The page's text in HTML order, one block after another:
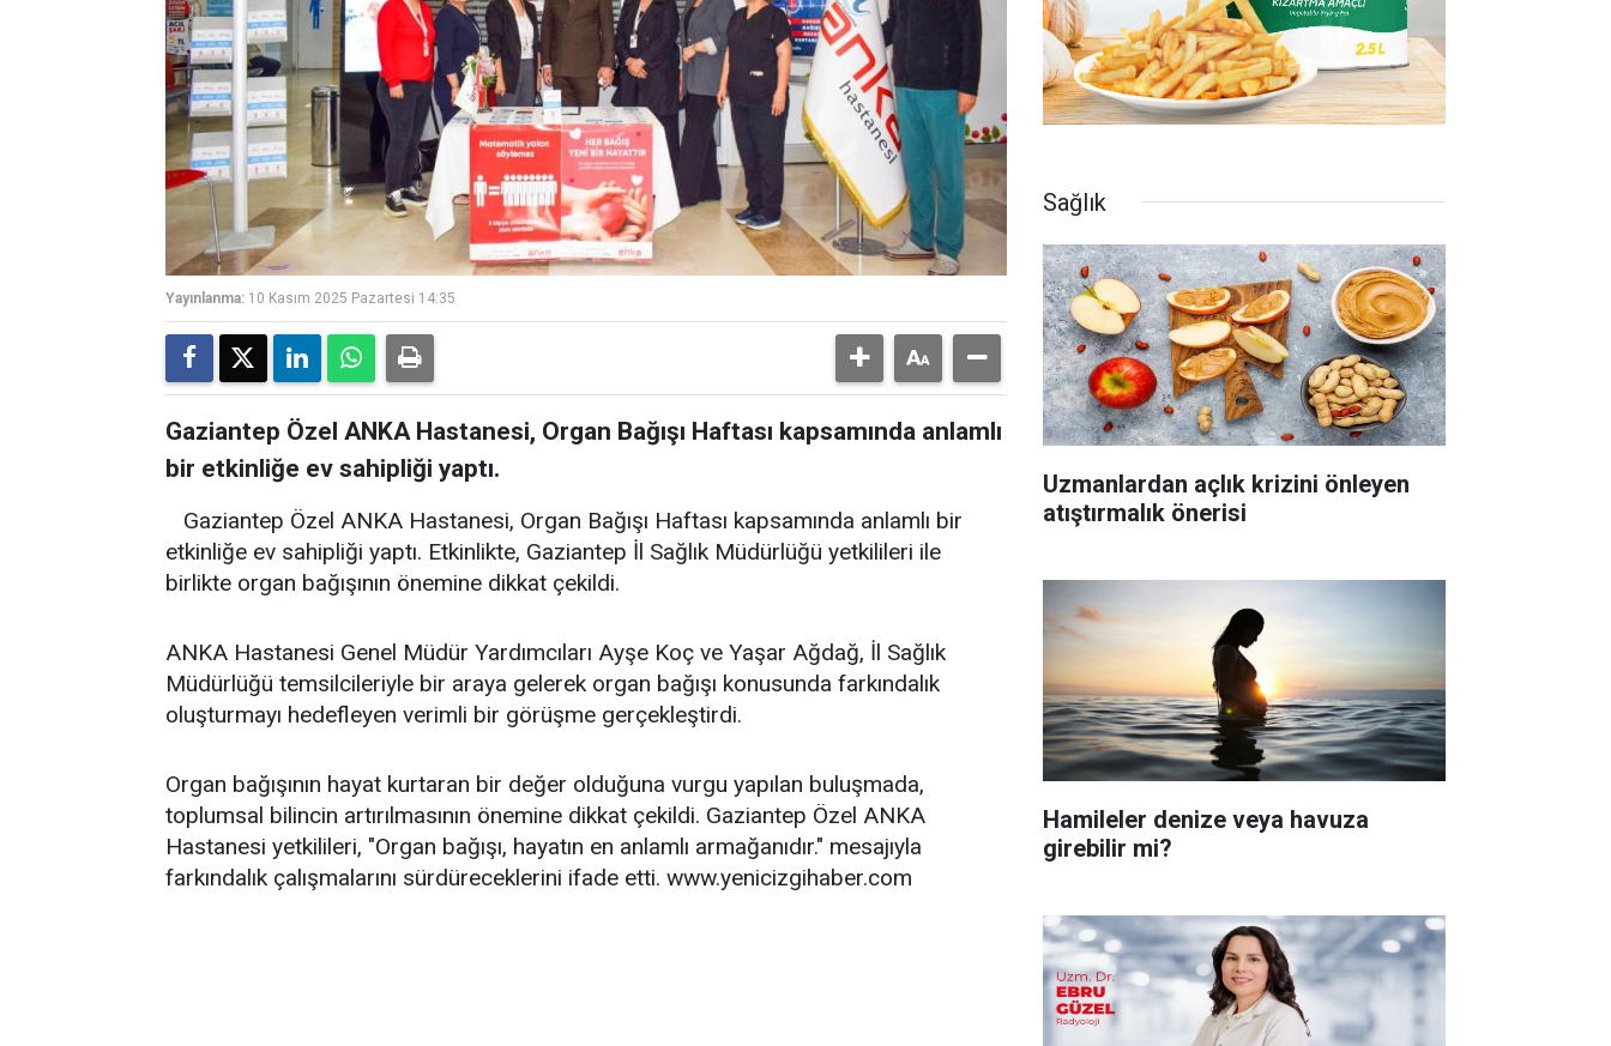
Yayınlanma: 10 Kasım 2025 Pazartesi 14:35
Gaziantep Özel ANKA Hastanesi, Organ Bağışı Haftası kapsamında anlamlı
bir etkinliğe ev sahipliği yaptı.
Gaziantep Özel ANKA Hastanesi, Organ Bağışı Haftası kapsamında anlamlı bir
etkinliğe ev sahipliği yaptı. Etkinlikte, Gaziantep İl Sağlık Müdürlüğü yetkilileri ile
birlikte organ bağışının önemine dikkat çekildi.
ANKA Hastanesi Genel Müdür Yardımcıları Ayşe Koç ve Yaşar Ağdağ, İl Sağlık
Müdürlüğü temsilcileriyle bir araya gelerek organ bağışı konusunda farkındalık
oluşturmayı hedefleyen verimli bir görüşme gerçekleştirdi.
Organ bağışının hayat kurtaran bir değer olduğuna vurgu yapılan buluşmada,
toplumsal bilincin artırılmasının önemine dikkat çekildi. Gaziantep Özel ANKA
Hastanesi yetkilileri, "Organ bağışı, hayatın en anlamlı armağanıdır." mesajıyla
farkındalık çalışmalarını sürdüreceklerini ifade etti. www.yenicizgihaber.com
Sağlık
Uzmanlardan açlık krizini önleyen
atıştırmalık önerisi
Hamileler denize veya havuza
girebilir mi?